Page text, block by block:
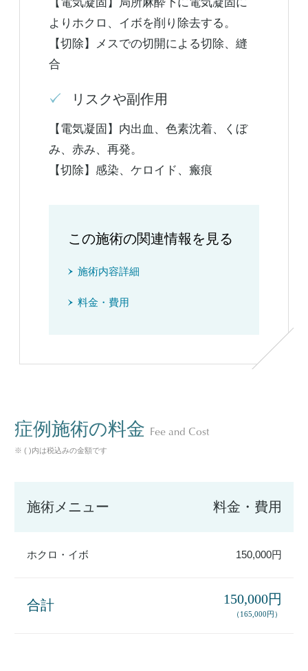
よりホクロ、イボを削り除去する。
【切除】メスでの切開による切除、縫
合
リスクや副作用
【電気凝固】内出血、色素沈着、くぼ
み、赤み、再発。
【切除】感染、ケロイド、瘢痕
この施術の関連情報を見る
施術内容詳細
料金・費用
症例施術の料金 Fee and Cost
※ ( )内は税込みの金額です
施術メニュー 料金・費用
ホクロ・イボ 150,000円
合計 150,000円
（165,000円）